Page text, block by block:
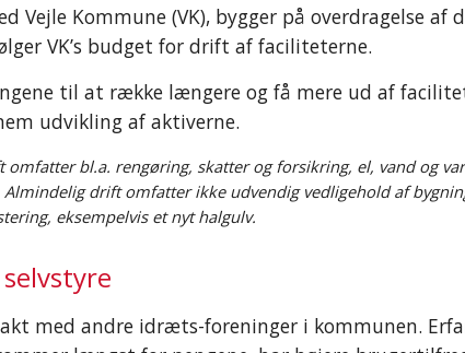
Vejle Kommune (VK), bygger på overdragelse
VK’s budget for drift af faciliteterne.
til at række længere og få mere ud af
udvikling af aktiverne.
bl.a. rengøring, skatter og forsikring, el, vand og
drift omfatter ikke udvendig vedligehold af
eksempelvis et nyt halgulv.
med andre idræts-foreninger i kommunen.